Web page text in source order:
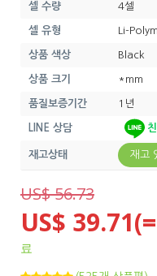
셀 수량 4셀
셀 유형 Li-
상품 색상 Black
상품 크기 *mm
품질보증기간 1년
LINE 상담
재고상태 재고
US$ 56.73
US$
료